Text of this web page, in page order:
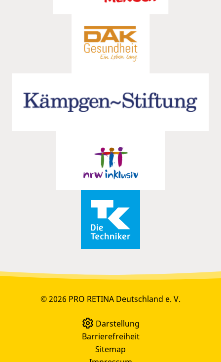
© 2026 PRO RETINA Deutschland e. V.
Darstellung
Barrierefreiheit
Sitemap